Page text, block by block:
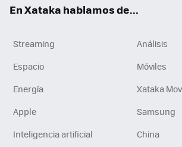
En Xataka hablamos de...
Streaming
Análisis
Espacio
Móviles
Energía
Xataka
Apple
Samsung
Inteligencia artificial
China